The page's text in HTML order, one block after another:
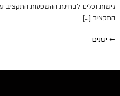
גישות וכלים לבחינת ההשפעות התקציב
התקציב […]
← ישנים